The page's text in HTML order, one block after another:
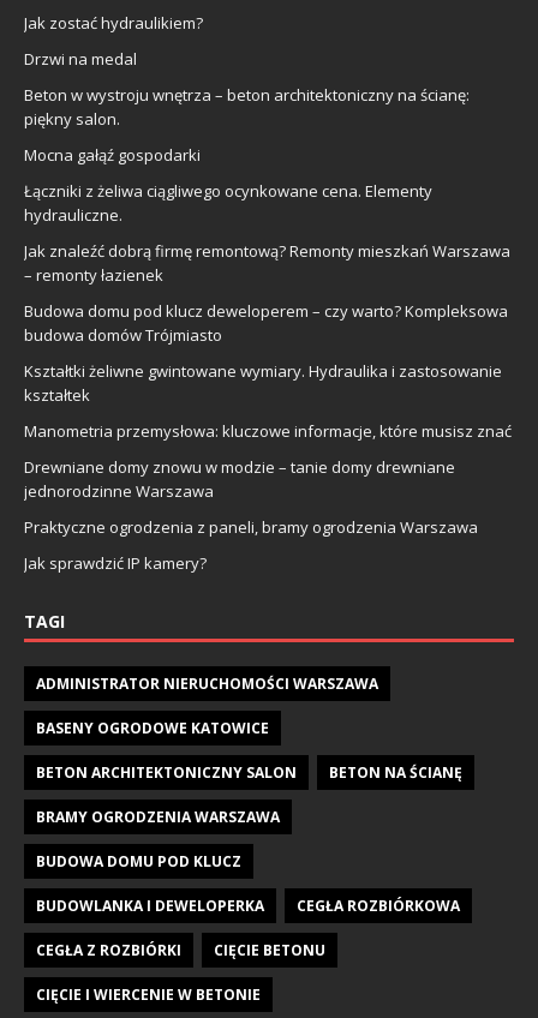
Jak zostać hydraulikiem?
Drzwi na medal
Beton w wystroju wnętrza – beton architektoniczny na ścianę:
piękny salon.
Mocna gałąź gospodarki
Łączniki z żeliwa ciągliwego ocynkowane cena. Elementy
hydrauliczne.
Jak znaleźć dobrą firmę remontową? Remonty mieszkań Warszawa
– remonty łazienek
Budowa domu pod klucz deweloperem – czy warto? Kompleksowa
budowa domów Trójmiasto
Kształtki żeliwne gwintowane wymiary. Hydraulika i zastosowanie
kształtek
Manometria przemysłowa: kluczowe informacje, które musisz znać
Drewniane domy znowu w modzie – tanie domy drewniane
jednorodzinne Warszawa
Praktyczne ogrodzenia z paneli, bramy ogrodzenia Warszawa
Jak sprawdzić IP kamery?
TAGI
ADMINISTRATOR NIERUCHOMOŚCI WARSZAWA
BASENY OGRODOWE KATOWICE
BETON ARCHITEKTONICZNY SALON BETON NA ŚCIANĘ
BRAMY OGRODZENIA WARSZAWA
BUDOWA DOMU POD KLUCZ
BUDOWLANKA I DEWELOPERKA CEGŁA ROZBIÓRKOWA
CEGŁA Z ROZBIÓRKI CIĘCIE BETONU
CIĘCIE I WIERCENIE W BETONIE